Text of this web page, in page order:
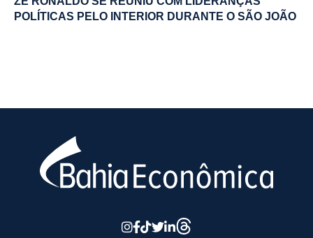
POLÍTICAS PELO INTERIOR DURANTE O SÃO JOÃO